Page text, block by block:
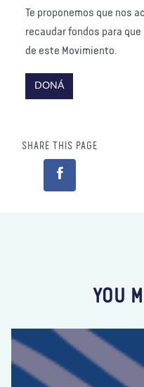
Te proponemos que nos
recaudar fondos para
de este Movimiento.
DONÁ
SHARE THIS PAGE
YOU